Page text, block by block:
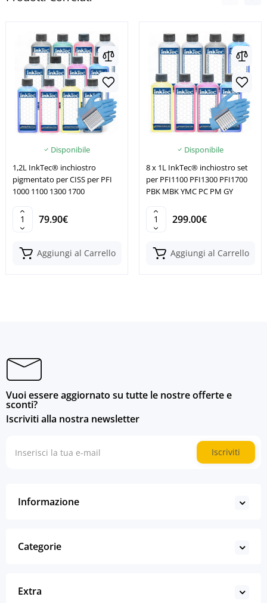
Disponibile
1,2L InkTec® inchiostro
pigmentato per CISS per PFI
1000 1100 1300 1700
79.90€
Aggiungi al Carrello
Disponibile
8 x 1L InkTec® inchiostro set
per PFI1100 PFI1300 PFI1700
PBK MBK YMC PC PM GY
299.00€
Aggiungi al Carrello
Vuoi essere aggiornato su tutte le nostre offerte e
sconti?
Iscriviti alla nostra newsletter
Iscriviti
Informazione
Categorie
Extra